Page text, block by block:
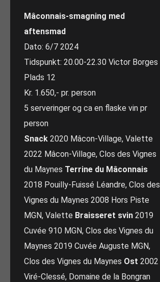
Mâconnais-smagning med
aftensmad
Dato: 6/7 2024
Tidspunkt: 20.00-22.30 Victor Borges
Plads 12
Kr. 1.650,- pr. person
5 serveringer og ca en flaske vin pr
person
Snack 2020 Mâcon-Village, Valette
2022 Mâcon-Village, Clos des Vignes
du Maynes Terrine du Mâconnais
2018 Pouilly-Fuissé Léandre, Clos des
Vignes du Maynes 2008 Hors Piste
MGN, Valette Braisseret svin 2019
Cuvée 910 MGN, Clos des Vignes du
Maynes 2019 Cuvée Auguste MGN,
Clos des Vignes du Maynes Ost 2002
Viré-Clessé, Domaine de la Bongran